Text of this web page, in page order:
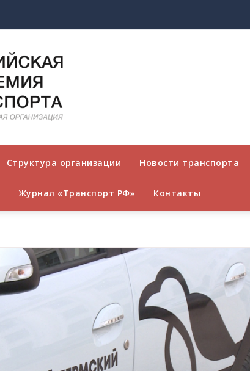
Структура организации Новости транспорта
Журнал «Транспорт РФ» Контакты